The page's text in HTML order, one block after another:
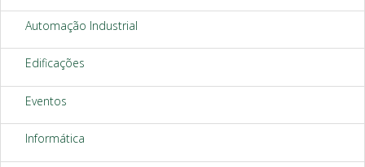
Automação Industrial
Edificações
Eventos
Informática